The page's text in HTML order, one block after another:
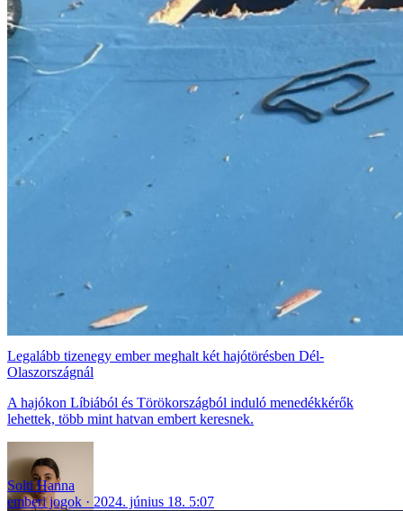
Legalább tizenegy ember meghalt két hajótörésben Dél-
Olaszországnál
A hajókon Líbiából és Törökországból induló menedékkérők
lehettek, több mint hatvan embert keresnek.
Solti Hanna
emberi jogok
2024. június 18. 5:07